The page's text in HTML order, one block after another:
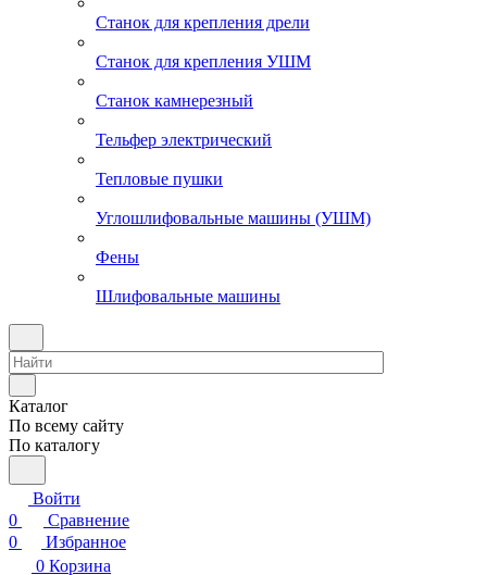
Станок для крепления дрели
Станок для крепления УШМ
Станок камнерезный
Тельфер электрический
Тепловые пушки
Углошлифовальные машины (УШМ)
Фены
Шлифовальные машины
Каталог
По всему сайту
По каталогу
Войти
0
Сравнение
0
Избранное
0 Корзина